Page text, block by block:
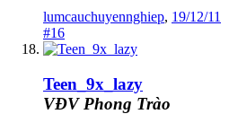
lumcauchuyennghiep, 19/12/11
#16
Teen_9x_lazy
VĐV Phong Trào